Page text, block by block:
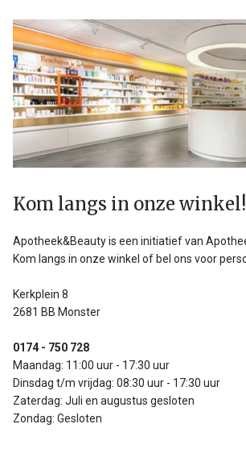
Kom langs in onze winkel!
Apotheek&Beauty is een initiatief van
Kom langs in onze winkel of bel ons voor
Kerkplein 8
2681 BB Monster
0174 - 750 728
Maandag: 11:00 uur - 17:30 uur
Dinsdag t/m vrijdag: 08:30 uur - 17:30 uur
Zaterdag: Juli en augustus gesloten
Zondag: Gesloten